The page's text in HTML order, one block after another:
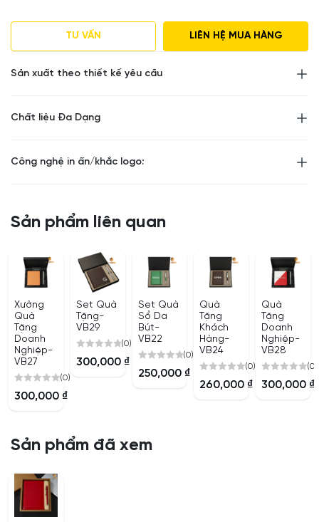
theo yêu cầu( Tối thiểu 30 set)
TƯ VẤN LIÊN HỆ MUA HÀNG
Sản xuất theo thiết kế yêu cầu
Chất liệu Đa Dạng
Công nghệ in ấn/khắc logo:
Sản phẩm liên quan
Xưởng
Quà
Tặng
Doanh
Nghiệp-
VB27
0
(0)
300,000 ₫
Set Quà
Tặng-
VB29
0
(0)
300,000 ₫
Set Quà
Sổ Da
Bút-
VB22
0
(0)
250,000 ₫
Quà
Tặng
Khách
Hàng-
VB24
0
(0)
260,000 ₫
Quà
Tặng
Doanh
Nghiệp-
VB28
0
(0)
300,000 ₫
Sản phẩm đã xem